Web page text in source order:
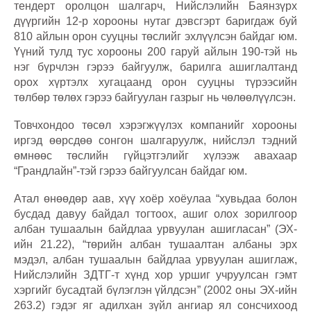
тендерт оролцон шалгарч, Нийслэлийн Баянзүрх
дүүргийн 12-р хорооны нутаг дэвсгэрт баригдаж буй
810 айлын орон сууцны төслийг эхлүүлсэн байдаг юм.
Үүний тулд тус хорооны 200 гаруй айлын 190-тэй нь
нэг бүрчлэн гэрээ байгуулж, барилга ашиглалтанд
орох хүртэлх хугацаанд орон сууцны түрээсийн
төлбөр төлөх гэрээ байгуулан газрыг нь чөлөөлүүлсэн.
Товчхондоо төсөл хэрэгжүүлэх компанийг хорооны
иргэд өөрсдөө сонгон шалгаруулж, нийслэл тэдний
өмнөөс төслийн гүйцэтгэлийг хүлээж авахаар
“Грандлайн”-тэй гэрээ байгуулсан байдаг юм.
Атал өнөөдөр аав, хүү хоёр хоёулаа “хувьдаа болон
бусдад давуу байдал тогтоох, ашиг олох зорилгоор
албан тушаалын байдлаа урвуулан ашигласан” (ЭХ-
ийн 21.22), “төрийн албан тушаалтан албаны эрх
мэдэл, албан тушаалын байдлаа урвуулан ашиглаж,
Нийслэлийн ЗДТГ-т хүнд хор уршиг учруулсан гэмт
хэргийг бусадтай бүлэглэн үйлдсэн” (2002 оны ЭХ-ийн
263.2) гэдэг яг адилхан зүйл ангиар ял сонсчихоод